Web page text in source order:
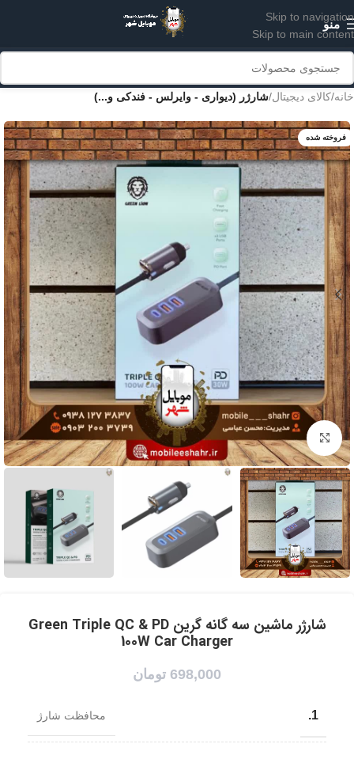
Skip to navigation
Skip to main content
منو
خانه کالای دیجیتال شارژر (دیواری - وایرلس - فندکی و...)
فروخته شده
برای بزرگنمایی کلیک کنید
شارژر ماشین سه گانه گرین Green Triple QC & PD
100W Car Charger
698,000 تومان
1. محافظت شارژ